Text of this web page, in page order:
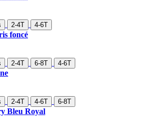
2-4T 4-6T
foncé
2-4T 6-8T 4-6T
2-4T 4-6T 6-8T
Bleu Royal